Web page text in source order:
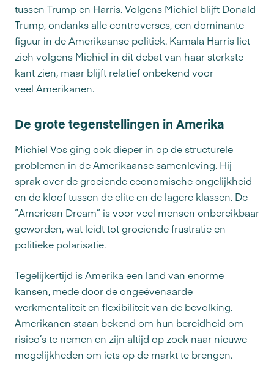
tussen Trump en Harris. Volgens Michiel blijft Donald
Trump, ondanks alle controverses, een dominante
figuur in de Amerikaanse politiek. Kamala Harris liet
zich volgens Michiel in dit debat van haar sterkste
kant zien, maar blijft relatief onbekend voor
veel Amerikanen.
De grote tegenstellingen in Amerika
Michiel Vos ging ook dieper in op de structurele
problemen in de Amerikaanse samenleving. Hij
sprak over de groeiende economische ongelijkheid
en de kloof tussen de elite en de lagere klassen. De
“American Dream” is voor veel mensen onbereikbaar
geworden, wat leidt tot groeiende frustratie en
politieke polarisatie.
Tegelijkertijd is Amerika een land van enorme
kansen, mede door de ongeëvenaarde
werkmentaliteit en flexibiliteit van de bevolking.
Amerikanen staan bekend om hun bereidheid om
risico’s te nemen en zijn altijd op zoek naar nieuwe
mogelijkheden om iets op de markt te brengen.